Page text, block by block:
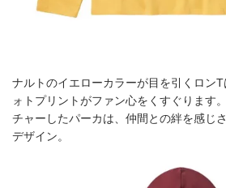
ナルトのイエローカラーが目を引くロン
ォトプリントがファン心をくすぐります
チャーしたパーカは、仲間との絆を感じ
デザイン。